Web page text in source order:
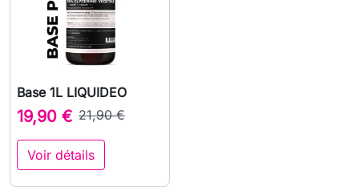
Base 1L LIQUIDEO
19,90 € 21,90 €
Voir détails